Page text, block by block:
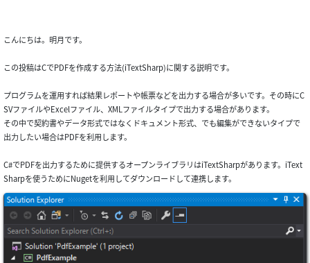
こんにちは。明月です。
この投稿はCでPDFを作成する方法(iTextSharp)に関する説明です。
プログラムを運用すれば結果レポートや帳票などを出力する場合が多いです。その時にC
SVファイルやExcelファイル、XMLファイルタイプで出力する場合があります。
その中で契約書やデータ形式ではなくドキュメント形式、でも編集ができないタイプで
出力したい場合はPDFを利用します。
C#でPDFを出力するために提供するオープンライブラリはiTextSharpがあります。iText
Sharpを使うためにNugetを利用してダウンロードして連携します。